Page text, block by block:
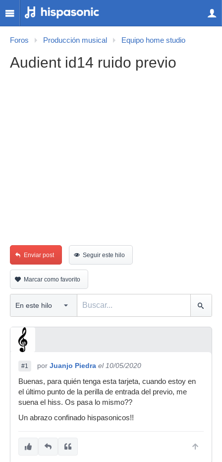
Foros Producción musical Equipo home studio
Audient id14 ruido previo
Enviar post Seguir este hilo
Marcar como favorito
#1 por Juanjo Piedra el 10/05/2020
Buenas, para quién tenga esta tarjeta, cuando estoy en
el último punto de la perilla de entrada del previo, me
suena el hiss. Os pasa lo mismo??
Un abrazo confinado hispasonicos!!